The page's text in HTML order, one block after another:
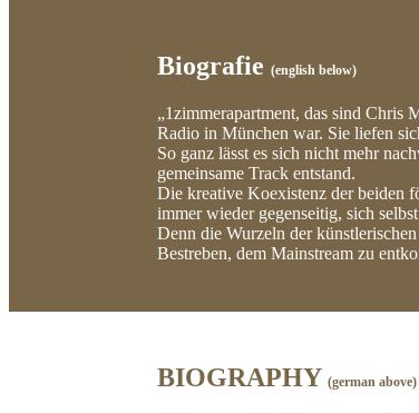
Biografie (english below)
1zimmerapartment, das sind Chris
Radio in München war. Sie liefen
So ganz lässt es sich nicht mehr
gemeinsame Track entstand.
Die kreative Koexistenz der beiden
immer wieder gegenseitig, sich
Denn die Wurzeln der
Bestreben, dem Mainstream zu
BIOGRAPHY (german above)